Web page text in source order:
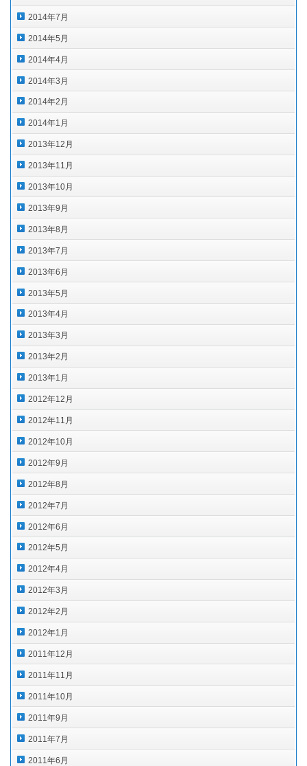
2014年7月
2014年5月
2014年4月
2014年3月
2014年2月
2014年1月
2013年12月
2013年11月
2013年10月
2013年9月
2013年8月
2013年7月
2013年6月
2013年5月
2013年4月
2013年3月
2013年2月
2013年1月
2012年12月
2012年11月
2012年10月
2012年9月
2012年8月
2012年7月
2012年6月
2012年5月
2012年4月
2012年3月
2012年2月
2012年1月
2011年12月
2011年11月
2011年10月
2011年9月
2011年7月
2011年6月